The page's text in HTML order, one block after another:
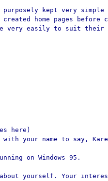
your name to say,
on Windows 95.
yourself. Your